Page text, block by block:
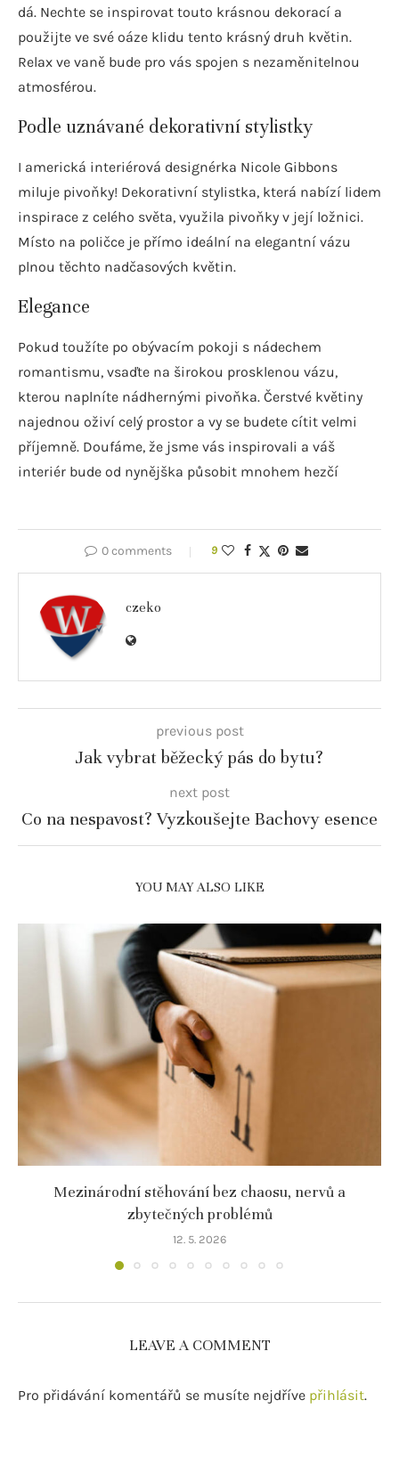
dá. Nechte se inspirovat touto krásnou dekorací a
použijte ve své oáze klidu tento krásný druh květin.
Relax ve vaně bude pro vás spojen s nezaměnitelnou
atmosférou.
Podle uznávané dekorativní stylistky
I americká interiérová designérka Nicole Gibbons
miluje pivoňky! Dekorativní stylistka, která nabízí lidem
inspirace z celého světa, využila pivoňky v její ložnici.
Místo na poličce je přímo ideální na elegantní vázu
plnou těchto nadčasových květin.
Elegance
Pokud toužíte po obývacím pokoji s nádechem
romantismu, vsaďte na širokou prosklenou vázu,
kterou naplníte nádhernými pivoňka. Čerstvé květiny
najednou oživí celý prostor a vy se budete cítit velmi
příjemně. Doufáme, že jsme vás inspirovali a váš
interiér bude od nynějška působit mnohem hezčí
0 comments 9
czeko
previous post
Jak vybrat běžecký pás do bytu?
next post
Co na nespavost? Vyzkoušejte Bachovy esence
YOU MAY ALSO LIKE
Mezinárodní stěhování bez chaosu, nervů a
zbytečných problémů
12. 5. 2026
LEAVE A COMMENT
Pro přidávání komentářů se musíte nejdříve přihlásit.